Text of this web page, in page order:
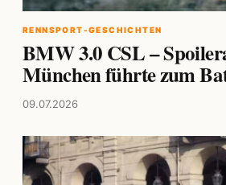
RENNSPORT-GESCHICHTEN
BMW 3.0 CSL –
München führte zum
09.07.2026